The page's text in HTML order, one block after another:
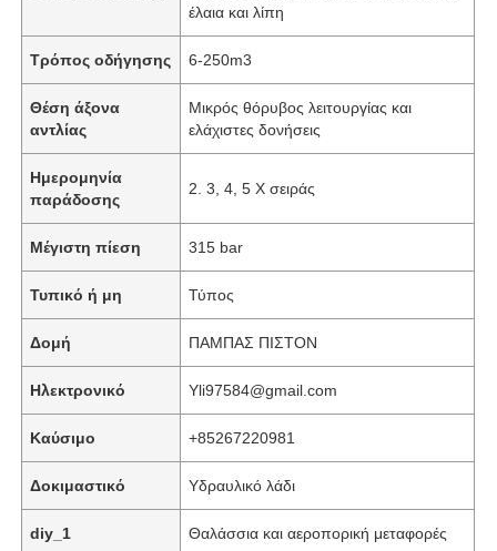
Σπίτι
Προϊόντα
έλαια και λίπη
Τρόπος οδήγησης 6-250m3
Θέση άξονα
αντλίας
Μικρός θόρυβος λειτουργίας και
ελάχιστες δονήσεις
Ημερομηνία
παράδοσης
2. 3, 4, 5 X σειράς
Μέγιστη πίεση 315 bar
Τυπικό ή μη Τύπος
Δομή ΠΑΜΠΑΣ ΠΙΣΤΟΝ
Ηλεκτρονικό Yli97584@gmail.com
Καύσιμο +85267220981
Δοκιμαστικό Υδραυλικό λάδι
diy_1 Θαλάσσια και αεροπορική μεταφορές